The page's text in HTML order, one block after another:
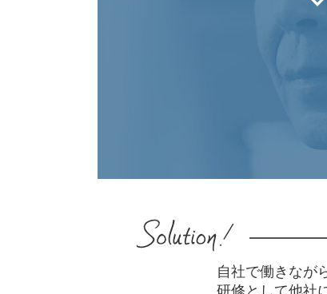
自社で働きなが
研修として他社